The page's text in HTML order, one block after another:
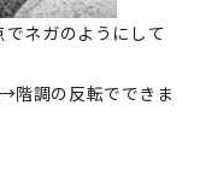
ネガのようにして
階調の反転でできま